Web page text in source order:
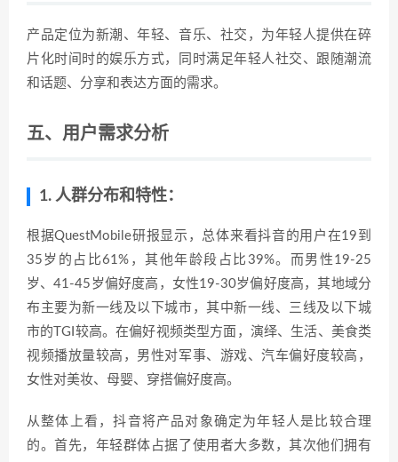
产品定位为新潮、年轻、音乐、社交，为年轻人提供在碎
片化时间时的娱乐方式，同时满足年轻人社交、跟随潮流
和话题、分享和表达方面的需求。
五、用户需求分析
1. 人群分布和特性：
根据QuestMobile研报显示，总体来看抖音的用户在19到
35岁的占比61%，其他年龄段占比39%。而男性19-25
岁、41-45岁偏好度高，女性19-30岁偏好度高，其地域分
布主要为新一线及以下城市，其中新一线、三线及以下城
市的TGI较高。在偏好视频类型方面，演绎、生活、美食类
视频播放量较高，男性对军事、游戏、汽车偏好度较高，
女性对美妆、母婴、穿搭偏好度高。
从整体上看，抖音将产品对象确定为年轻人是比较合理
的。首先，年轻群体占据了使用者大多数，其次他们拥有